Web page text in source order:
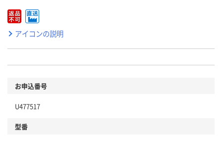
アイコンの説明
お申込番号
U477517
型番